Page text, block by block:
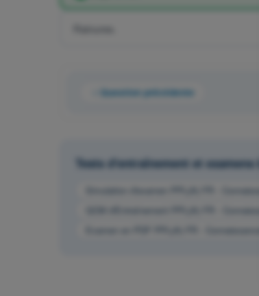
Question précédente
Tests d'entraînement et
Simulation d'examen PPL(A) FR -
QCM d'Entraînement PPL(A) FR -